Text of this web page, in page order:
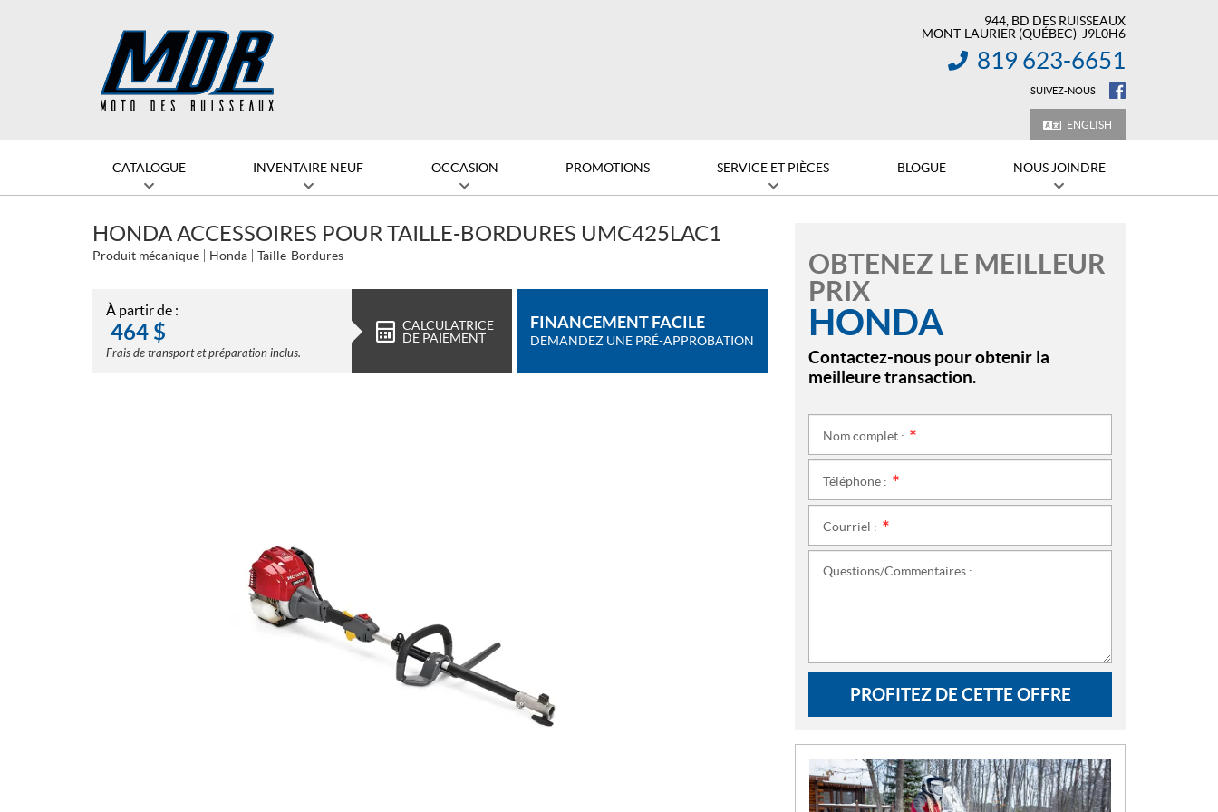
944, BD DES RUISSEAUX
MONT-LAURIER (QUÉBEC) J9L0H6
INFORMATION :
819 623-6651
SUIVEZ-NOUS
ENGLISH
CATALOGUE INVENTAIRE NEUF OCCASION PROMOTIONS SERVICE ET PIÈCES BLOGUE NOUS JOINDRE
HONDA ACCESSOIRES POUR TAILLE-BORDURES UMC425LAC1
Produit mécanique Honda Taille-Bordures
À partir de :
464 $
Frais de transport et préparation inclus.
CALCULATRICE
DE PAIEMENT
FINANCEMENT FACILE
DEMANDEZ UNE PRÉ-APPROBATION
OBTENEZ LE MEILLEUR
PRIX
HONDA
Contactez-nous pour obtenir la
meilleure transaction.
Nom complet :
Téléphone :
Courriel :
Questions/Commentaires :
PROFITEZ DE CETTE OFFRE
N
O